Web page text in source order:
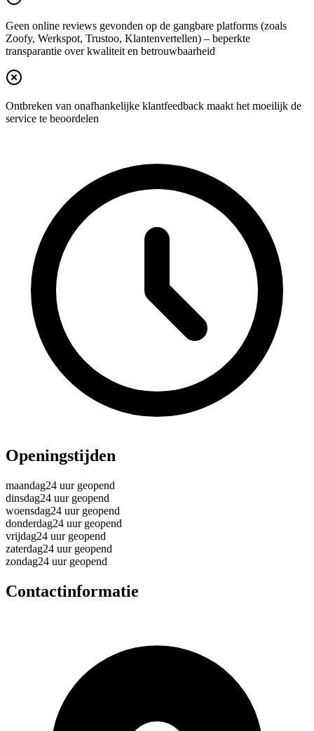
Geen online reviews gevonden op de gangbare platforms (zoals
Zoofy, Werkspot, Trustoo, Klantenvertellen) – beperkte
transparantie over kwaliteit en betrouwbaarheid
Ontbreken van onafhankelijke klantfeedback maakt het moeilijk de
service te beoordelen
Openingstijden
maandag24 uur geopend
dinsdag24 uur geopend
woensdag24 uur geopend
donderdag24 uur geopend
vrijdag24 uur geopend
zaterdag24 uur geopend
zondag24 uur geopend
Contactinformatie